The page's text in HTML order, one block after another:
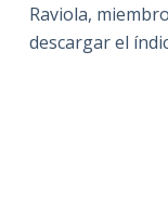
e
n
Raviola,
descargar el